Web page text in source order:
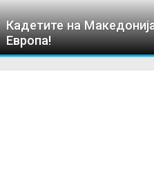
Кадетите на
Европа!